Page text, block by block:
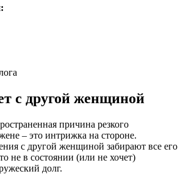
с другой женщиной
причина резкого
– это интрижка на стороне.
с другой женщиной забирают все его
не в состоянии (или не хочет)
долг.